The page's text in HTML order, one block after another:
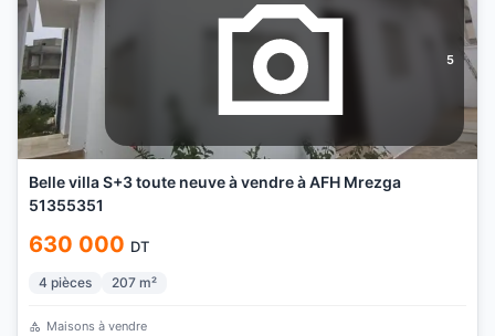
5
Belle villa S+3 toute neuve à vendre à AFH Mrezga
51355351
630 000 DT
4 pièces 207 m²
Maisons à vendre